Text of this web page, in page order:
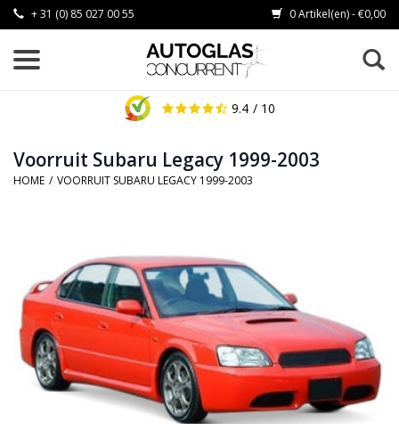
+ 31 (0) 85 027 00 55 0 Artikel(en) - €0,00
9.4 / 10
Voorruit Subaru Legacy 1999-2003
HOME / VOORRUIT SUBARU LEGACY 1999-2003